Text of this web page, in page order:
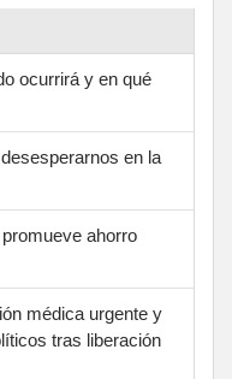
ocurrirá y en qué
en la
ahorro
médica urgente y
tras liberación